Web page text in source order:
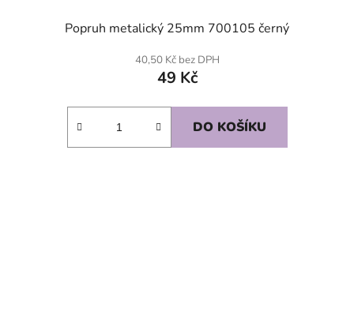
Popruh metalický 25mm 700105 černý
40,50 Kč bez DPH
49 Kč
DO KOŠÍKU